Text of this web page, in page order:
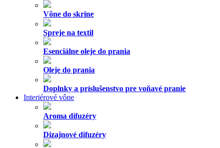
Vône do skrine
Spreje na textil
Esenciálne oleje do prania
Oleje do prania
Doplnky a príslušenstvo pre voňavé pranie
Interiérové vône
Aroma difuzéry
Dizajnové difuzéry